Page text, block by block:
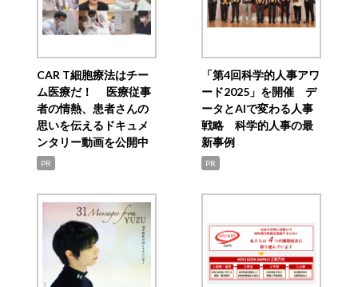
CAR T細胞療法はチー
ム医療だ！ 医療従事
者の情熱、患者さんの
思いを伝えるドキュメ
ンタリー動画を公開中
PR
「第4回科学的人事アワ
ード2025」を開催 デ
ータとAIで変わる人事
戦略 科学的人事の最
新事例
PR